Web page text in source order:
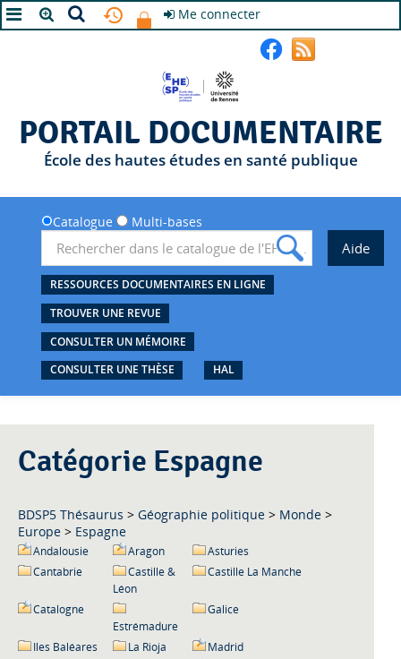
Me connecter
PORTAIL DOCUMENTAIRE
École des hautes études en santé publique
Catalogue Multi-bases
RESSOURCES DOCUMENTAIRES EN LIGNE
TROUVER UNE REVUE
CONSULTER UN MÉMOIRE
CONSULTER UNE THÈSE
HAL
Catégorie Espagne
BDSP5 Thésaurus > Géographie politique > Monde >
Europe > Espagne
Andalousie Aragon
Asturies
Cantabrie
Castille &
Léon
Castille La Manche
Catalogne
Estrémadure
Galice
Iles Baléares La Rioja
Madrid